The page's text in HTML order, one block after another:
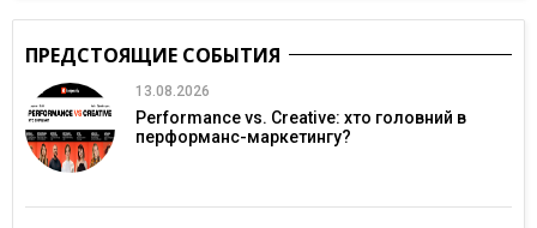
ПРЕДСТОЯЩИЕ СОБЫТИЯ
13.08.2026
Performance vs. Creative: хто головний в
перформанс-маркетингу?